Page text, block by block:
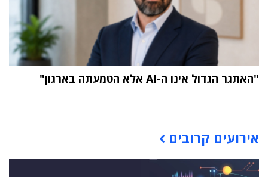
"האתגר הגדול אינו ה-AI אלא הטמעתה בארגון"
אירועים קרובים